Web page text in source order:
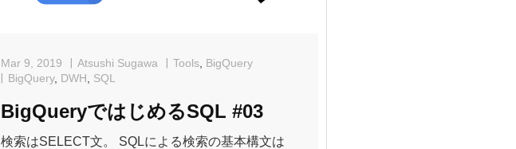
Mar 9, 2019 Atsushi Sugawa Tools BigQuery
BigQuery, DWH SQL
BigQueryではじめるSQL #03
検索はSELECT文。 SQLによる検索の基本構文は